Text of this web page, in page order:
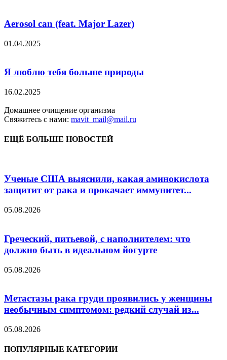
Aerosol can (feat. Major Lazer)
01.04.2025
Я люблю тебя больше природы
16.02.2025
Домашнее очищение организма
Свяжитесь с нами: mavit_mail@mail.ru
ЕЩЁ БОЛЬШЕ НОВОСТЕЙ
Ученые США выяснили, какая аминокислота
защитит от рака и прокачает иммунитет...
05.08.2026
Греческий, питьевой, с наполнителем: что
должно быть в идеальном йогурте
05.08.2026
Метастазы рака груди проявились у женщины
необычным симптомом: редкий случай из...
05.08.2026
ПОПУЛЯРНЫЕ КАТЕГОРИИ